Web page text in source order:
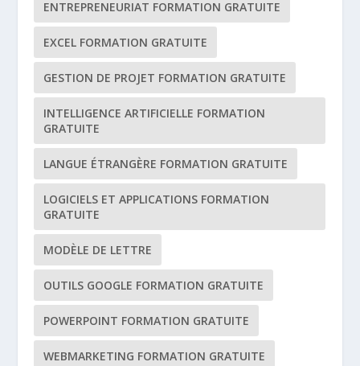
ENTREPRENEURIAT FORMATION GRATUITE
EXCEL FORMATION GRATUITE
GESTION DE PROJET FORMATION GRATUITE
INTELLIGENCE ARTIFICIELLE FORMATION
GRATUITE
LANGUE ÉTRANGÈRE FORMATION GRATUITE
LOGICIELS ET APPLICATIONS FORMATION
GRATUITE
MODÈLE DE LETTRE
OUTILS GOOGLE FORMATION GRATUITE
POWERPOINT FORMATION GRATUITE
WEBMARKETING FORMATION GRATUITE